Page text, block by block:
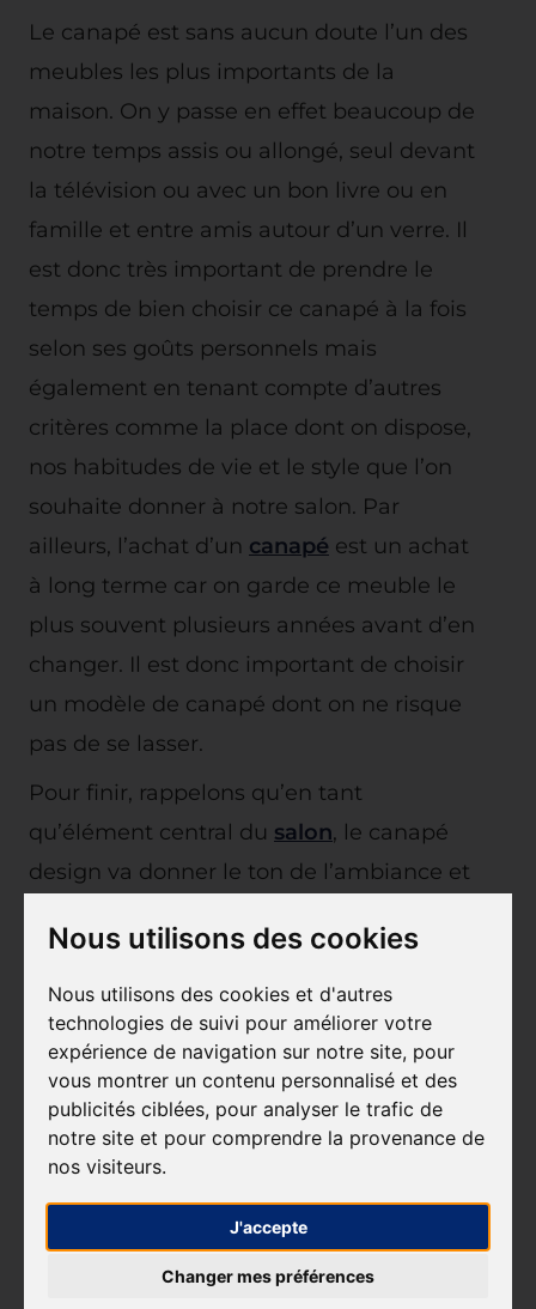
Nous utilisons des cookies
Nous utilisons des cookies et d'autres
technologies de suivi pour améliorer votre
expérience de navigation sur notre site, pour
vous montrer un contenu personnalisé et des
publicités ciblées, pour analyser le trafic de
notre site et pour comprendre la provenance de
nos visiteurs.
J'accepte
Changer mes préférences
Le canapé est sans aucun doute l’un des
meubles les plus importants de la
maison. On y passe en effet beaucoup de
notre temps assis ou allongé, seul devant
la télévision ou avec un bon livre ou en
famille et entre amis autour d’un verre. Il
est donc très important de prendre le
temps de bien choisir ce canapé à la fois
selon ses goûts personnels mais
également en tenant compte d’autres
critères comme la place dont on dispose,
nos habitudes de vie et le style que l’on
souhaite donner à notre salon. Par
ailleurs, l’achat d’un canapé est un achat
à long terme car on garde ce meuble le
plus souvent plusieurs années avant d’en
changer. Il est donc important de choisir
un modèle de canapé dont on ne risque
pas de se lasser.
Pour finir, rappelons qu’en tant
qu’élément central du salon, le canapé
design va donner le ton de l’ambiance et
meubles comme les fauteuils, tapis, table
basse et autres éléments de rangement
viendront s’accorder avec cette pièce
maîtresse.